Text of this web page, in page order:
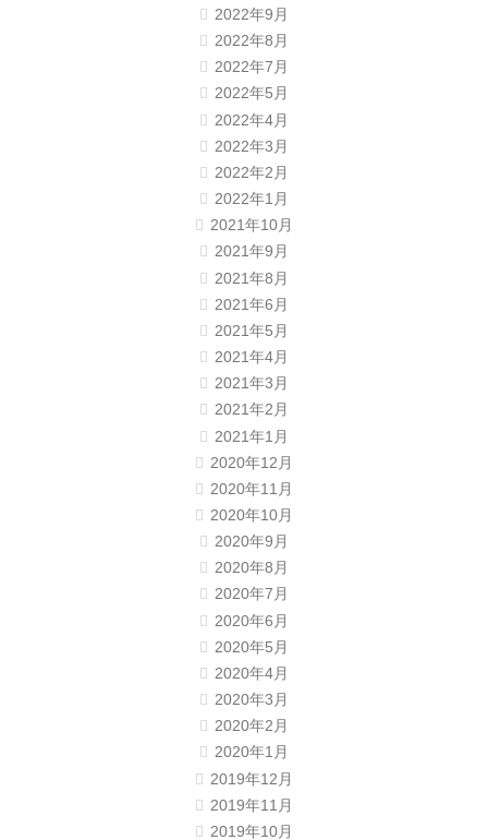
2022年9月
2022年8月
2022年7月
2022年5月
2022年4月
2022年3月
2022年2月
2022年1月
2021年10月
2021年9月
2021年8月
2021年6月
2021年5月
2021年4月
2021年3月
2021年2月
2021年1月
2020年12月
2020年11月
2020年10月
2020年9月
2020年8月
2020年7月
2020年6月
2020年5月
2020年4月
2020年3月
2020年2月
2020年1月
2019年12月
2019年11月
2019年10月